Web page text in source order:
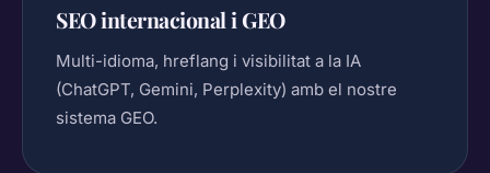
SEO internacional i GEO
Multi-idioma, hreflang i visibilitat a la IA
(ChatGPT, Gemini, Perplexity) amb el nostre
sistema GEO.